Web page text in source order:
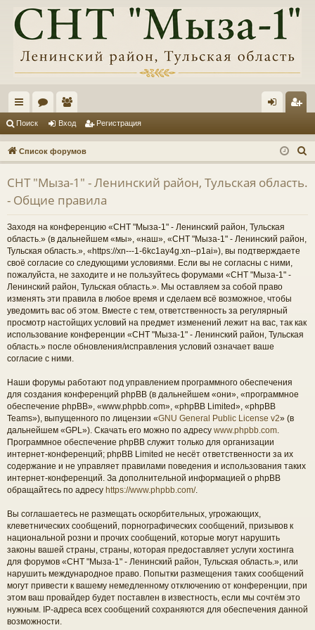
с
ы
лк
и
ум
ы
ол
ьз
ов
ат
ел
и
д ис
тр
ац
Поиск Вход Регистрация
Список форумов
о
СНТ "Мыза-1" - Ленинский район, Тульская область.
- Общие правила
Заходя на конференцию «СНТ "Мыза-1" - Ленинский район, Тульская
область.» (в дальнейшем «мы», «наш», «СНТ "Мыза-1" - Ленинский район,
Тульская область.», «https://xn---1-6kc1ay4g.xn--p1ai»), вы подтверждаете
своё согласие со следующими условиями. Если вы не согласны с ними,
пожалуйста, не заходите и не пользуйтесь форумами «СНТ "Мыза-1" -
Ленинский район, Тульская область.». Мы оставляем за собой право
изменять эти правила в любое время и сделаем всё возможное, чтобы
уведомить вас об этом. Вместе с тем, ответственность за регулярный
просмотр настойщих условий на предмет изменений лежит на вас, так как
использование конференции «СНТ "Мыза-1" - Ленинский район, Тульская
область.» после обновления/исправления условий означает ваше
согласие с ними.
Наши форумы работают под управлением программного обеспечения
для создания конференций phpBB (в дальнейшем «они», «программное
обеспечение phpBB», «www.phpbb.com», «phpBB Limited», «phpBB
Teams»), выпущенного по лицензии «GNU General Public License v2» (в
дальнейшем «GPL»). Скачать его можно по адресу www.phpbb.com
Программное обеспечение phpBB служит только для организации
интернет-конференций; phpBB Limited не несёт ответственности за их
содержание и не управляет правилами поведения и использования таких
интернет-конференций. За дополнительной информацией о phpBB
обращайтесь по адресу https://www.phpbb.com/.
Вы соглашаетесь не размещать оскорбительных, угрожающих,
клеветнических сообщений, порнографических сообщений, призывов к
национальной розни и прочих сообщений, которые могут нарушить
законы вашей страны, страны, которая предоставляет услуги хостинга
для форумов «СНТ "Мыза-1" - Ленинский район, Тульская область.», или
нарушить международное право. Попытки размещения таких сообщений
могут привести к вашему немедленному отключению от конференции, при
этом ваш провайдер будет поставлен в известность, если мы сочтём это
нужным. IP-адреса всех сообщений сохраняются для обеспечения данной
возможности.